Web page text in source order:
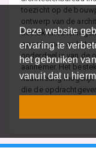
Deze website
ervaring te
het gebruiken
vanuit dat u
toezicht op de
ontwerp van de
bestek en
opgenomen en
onderdeel is van de
aannemer. Het
nauwkeurig
die de
Lees meer over